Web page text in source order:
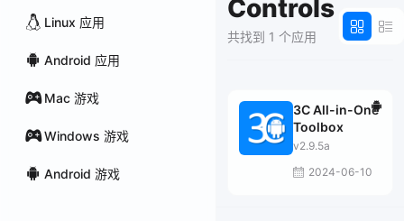
Linux 应用
Android 应用
Mac 游戏
Windows 游戏
Android 游戏
Controls
共找到 1 个应用
3C All-in-One
Toolbox
v2.9.5a
2024-06-10